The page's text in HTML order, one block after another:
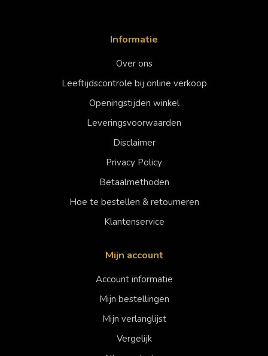
Informatie
Over ons
Leeftijdscontrole bij online verkoop
Openingstijden winkel
Leveringsvoorwaarden
Disclaimer
Privacy Policy
Betaalmethoden
Hoe te bestellen & retourneren
Klantenservice
Mijn account
Account informatie
Mijn bestellingen
Mijn verlanglijst
Vergelijk